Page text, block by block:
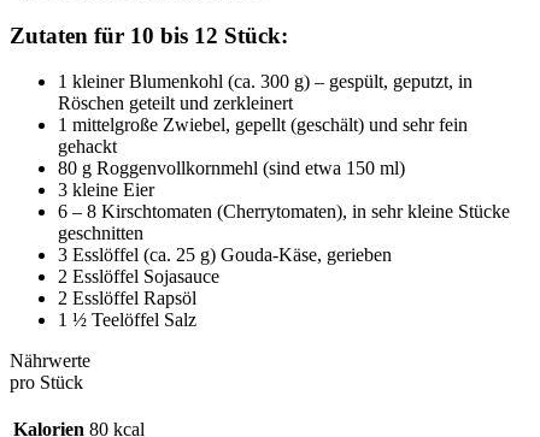
Zutaten für 10 bis 12 Stück:
1 kleiner Blumenkohl (ca. 300 g) – gespült, geputzt, in
Röschen geteilt und zerkleinert
1 mittelgroße Zwiebel, gepellt (geschält) und sehr fein
gehackt
80 g Roggenvollkornmehl (sind etwa 150 ml)
3 kleine Eier
6 – 8 Kirschtomaten (Cherrytomaten), in sehr kleine Stücke
geschnitten
3 Esslöffel (ca. 25 g) Gouda-Käse, gerieben
2 Esslöffel Sojasauce
2 Esslöffel Rapsöl
1 ½ Teelöffel Salz
Nährwerte
pro Stück
Kalorien 80 kcal